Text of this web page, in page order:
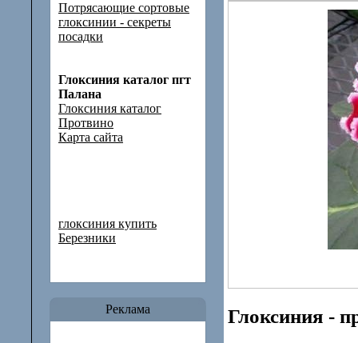
Потрясающие сортовые
глоксинии - секреты
посадки
Глоксиния каталог пгт
Палана
Глоксиния каталог
Протвино
Карта сайта
глоксиния купить
Березники
Реклама Глоксиния -